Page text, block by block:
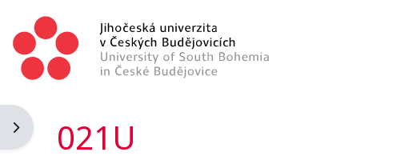
Blockleiste öffnen
021U